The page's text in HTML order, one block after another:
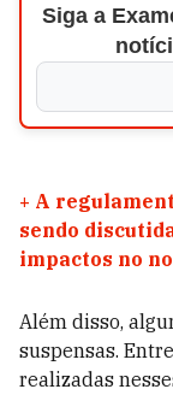
Siga a
+ A
sendo
impactos no
Além disso,
suspensas.
realizadas